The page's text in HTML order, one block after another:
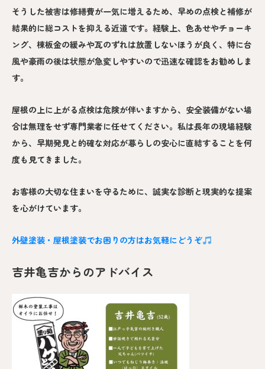
そうした被害は修繕費が一気に増えるため、早めの点検と補修が
結果的に総コストを抑える近道です。経験上、色あせやチョーキ
ング、棟板金の緩みや瓦のずれは放置しないほうが良く、特に台
風や豪雨の後は状態が急変しやすいので迅速な確認をお勧めしま
す。
屋根の上に上がる点検は危険が伴いますから、安全装備がない場
合は無理をせず専門業者に任せてください。私は長年の現場経験
から、早期発見と的確な対応が暮らしの安心に直結することを何
度も見てきました。
お客様の大切な住まいを守るために、誠実な診断と現実的な提案
を心がけています。
外壁塗装・屋根塗装でお困りの方はお気軽にどうぞ
吉井亀吉からのアドバイス